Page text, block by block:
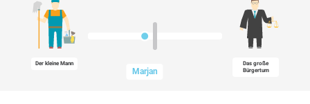
Der kleine Mann
Marjan
Das große
Bürgertum